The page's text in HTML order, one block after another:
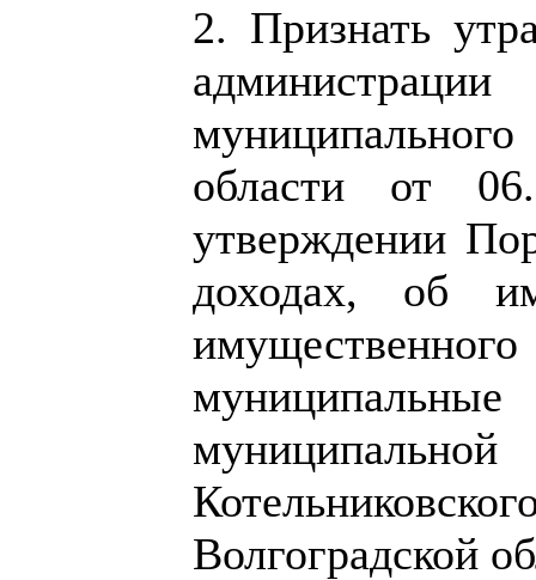
2. Признать
области от
утверждении
доходах, об
Волгоградской